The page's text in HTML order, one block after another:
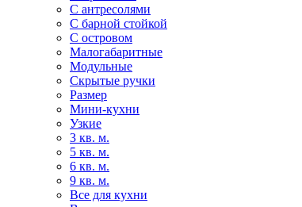
С антресолями
С барной стойкой
С островом
Малогабаритные
Модульные
Скрытые ручки
Размер
Мини-кухни
Узкие
3 кв. м.
5 кв. м.
6 кв. м.
9 кв. м.
Все для кухни